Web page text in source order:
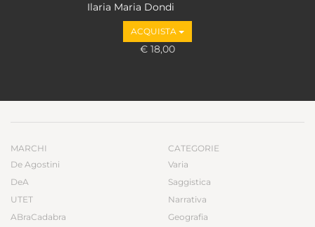
Ilaria Maria Dondi
ACQUISTA
€ 18,00
MARCHI
De Agostini
DeA
UTET
ABraCadabra
CATEGORIE
Varia
Saggistica
Narrativa
Geografia